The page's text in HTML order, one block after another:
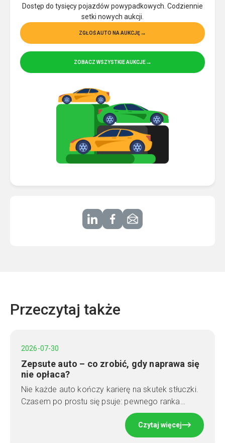
Dostęp do tysięcy pojazdów powypadkowych. Codziennie
setki nowych aukcji.
ZGŁOŚ AUTO NA AUKCJĘ
ZOBACZ WSZYSTKIE AUKCJE
Przeczytaj także
2026-07-30
Zepsute auto – co zrobić, gdy naprawa się
nie opłaca?
Nie każde auto kończy karierę na skutek stłuczki.
Czasem po prostu się psuje: pewnego ranka…
Czytaj więcej